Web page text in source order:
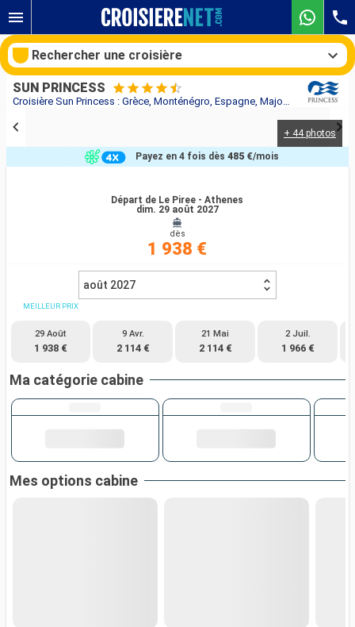
Croisière Sun Princess : Grèce, Monténégro, Espagne, Majorque, Italie, France au départ de Le Piree - Athenes
SUN PRINCESS
+ 44 photos
Départ de Le Piree - Athenes
dim. 29 août 2027
dès
1 938 €
Payez en 4 fois dès 485 €/mois
août 2027
MEILLEUR PRIX
29 Août
1 938 €
9 Avr.
2 114 €
21 Mai
2 114 €
2 Juil.
1 966 €
Ma catégorie cabine
Mes options cabine
Rechercher une croisière
Compagnies
Rechercher